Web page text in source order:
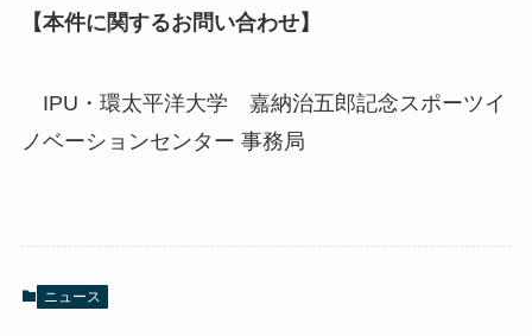
【本件に関するお問い合わせ】
IPU・環太平洋大学 嘉納治五郎記念スポーツイ
ノベーションセンター 事務局
ニュース